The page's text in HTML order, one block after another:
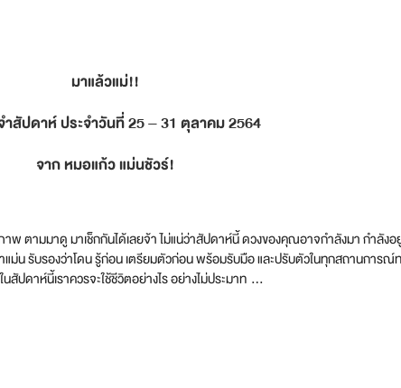
มาแล้วแม่!!
ำสัปดาห์ ประจำวันที่ 25 – 31 ตุลาคม 2564
จาก หมอแก้ว แม่นชัวร์!
ภาพ ตามมาดู มาเช็กกันได้เลยจ้า ไม่แน่ว่าสัปดาห์นี้ ดวงของคุณอาจกำลังมา กำลัง
ม่น รับรองว่าโดน รู้ก่อน เตรียมตัวก่อน พร้อมรับมือ และปรับตัวในทุกสถานการณ์
ปดาห์นี้เราควรจะใช้ชีวิตอย่างไร อย่างไม่ประมาท …